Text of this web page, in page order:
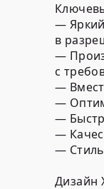
—
в
—
с
—
—
—
—
—
Дизайн